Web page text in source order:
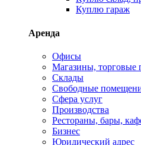
Куплю гараж
Аренда
Офисы
Магазины, торговые
Склады
Свободные
Сфера услуг
Производства
Рестораны, бары,
Бизнес
Юридический адрес